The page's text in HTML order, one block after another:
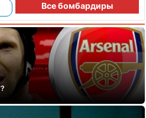
Все бомбардиры